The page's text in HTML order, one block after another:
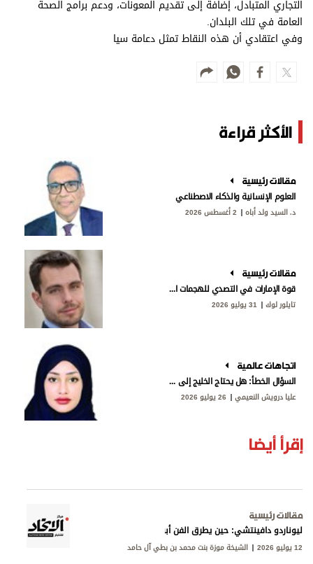
التجاري المتبادل، إضافة إلى تقديم المعونات، ودعم برامج الصحة
العامة في تلك البلدان.
وفي اعتقادي أن هذه النقاط تمثل دعامة سيا
الأكثر قراءة
مقالات رئيسية
العلوم الإنسانية والذكاء الاصطناعي
د. السيد ولد أباه 2 أغسطس 2026
مقالات رئيسية
قوة الإمارات في التصدي للهجمات الإيرانية
تايلور لوك 31 يوليو 2026
اتجاهات عالمية
السؤال الخطأ: هل يحتاج الخليج إلى «ناتو»؟
عليا درويش النعيمي 26 يوليو 2026
إقرأ أيضا
مقالات رئيسية
ليوناردو دافينتشي: حين يطرق الفن أبواب المعرفة
12 يوليو 2026 الشيخة موزة بنت محمد بن بطي آل حامد